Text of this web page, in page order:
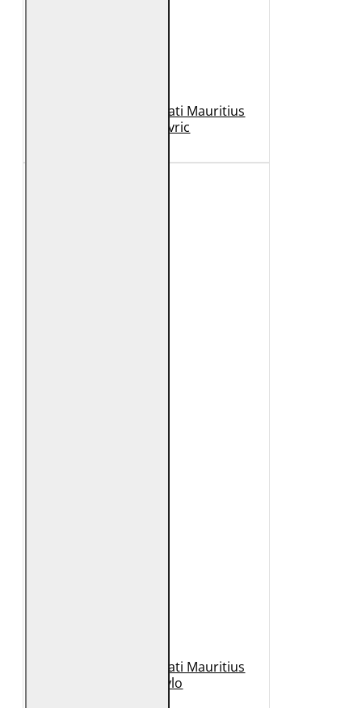
Geaca de Piele Barbati Mauritius
Neagra Mavric
Geaca de Piele Barbati Mauritius
Neagra Rylo